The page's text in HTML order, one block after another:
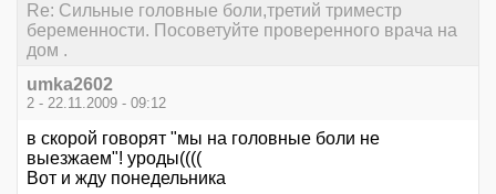
Re: Сильные головные боли,третий триместр
беременности. Посоветуйте проверенного врача на
дом .
umka2602
2 - 22.11.2009 - 09:12
в скорой говорят "мы на головные боли не
выезжаем"! уроды((((
Вот и жду понедельника